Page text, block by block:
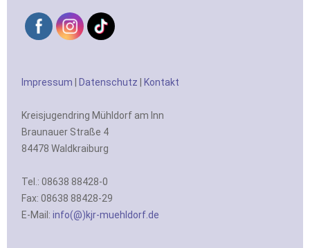
Impressum Datenschutz Kontakt
Kreisjugendring Mühldorf am Inn
Braunauer Straße 4
84478 Waldkraiburg
Tel.: 08638 88428-0
Fax: 08638 88428-29
E-Mail:info(@)kjr-muehldorf.de